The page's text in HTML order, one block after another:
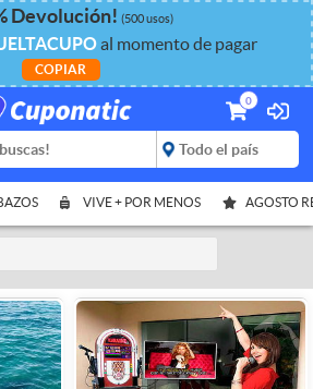
Devolución! (500 usos)
al momento de pagar
COPIAR
0
VIVE + POR MENOS AGOSTO